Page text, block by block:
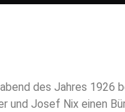
des Jahres 1926
und Josef Nix einen